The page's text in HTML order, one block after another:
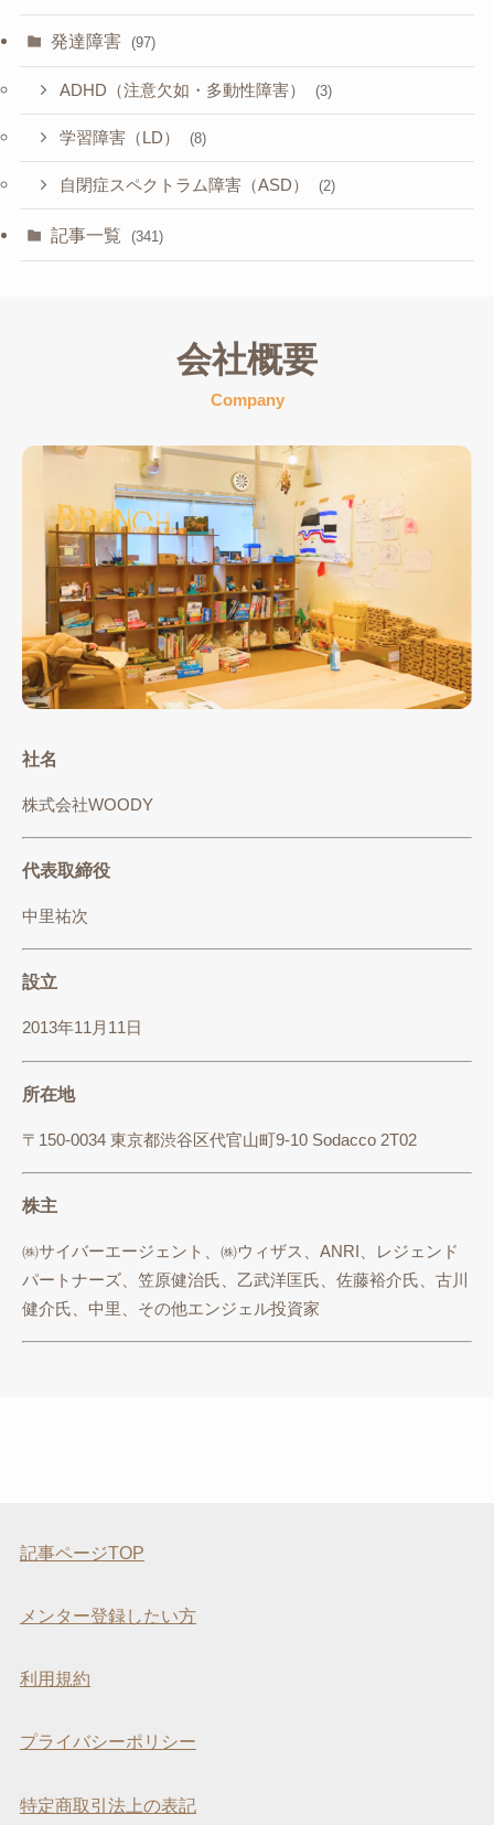
発達障害 (97)
ADHD（注意欠如・多動性障害） (3)
学習障害（LD） (8)
自閉症スペクトラム障害（ASD） (2)
記事一覧 (341)
会社概要
Company
社名
株式会社WOODY
代表取締役
中里祐次
設立
2013年11月11日
所在地
〒150-0034 東京都渋谷区代官山町9-10 Sodacco 2T02
株主
㈱サイバーエージェント、㈱ウィザス、ANRI、レジェンド
パートナーズ、笠原健治氏、乙武洋匡氏、佐藤裕介氏、古川
健介氏、中里、その他エンジェル投資家
記事ページTOP
メンター登録したい方
利用規約
プライバシーポリシー
特定商取引法上の表記